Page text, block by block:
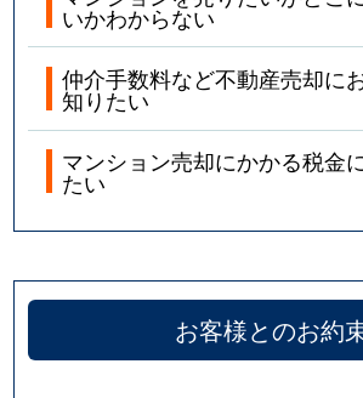
いかわからない
仲介手数料など不動産売却に
知りたい
マンション売却にかかる税金
たい
お客様とのお約